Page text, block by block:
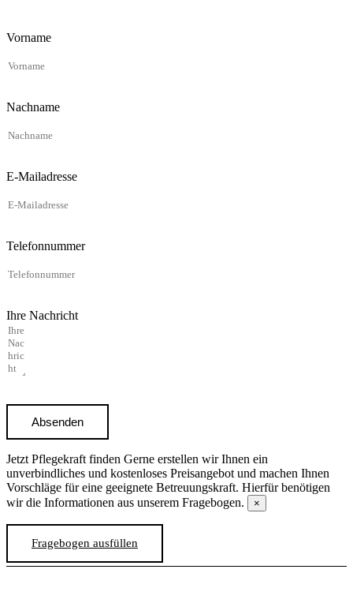
Vorname
Nachname
E-Mailadresse
Telefonnummer
Ihre Nachricht
Absenden
Jetzt Pflegekraft finden Gerne erstellen wir Ihnen ein
unverbindliches und kostenloses Preisangebot und machen Ihnen
Vorschläge für eine geeignete Betreuungskraft. Hierfür benötigen
wir die Informationen aus unserem Fragebogen.
×
Fragebogen ausfüllen